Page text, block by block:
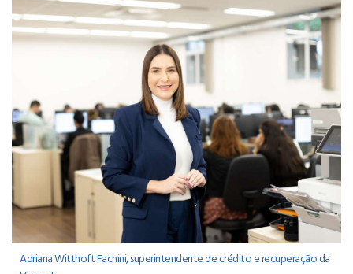
Adriana Witthoft Fachini, superintendente de crédito e recuperação da